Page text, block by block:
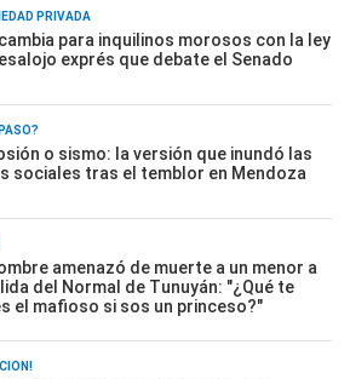
PRIVADA
para inquilinos morosos con la ley
exprés que debate el Senado
o sismo: la versión que inundó las
sociales tras el temblor en Mendoza
amenazó de muerte a un menor a
del Normal de Tunuyán: "¿Qué te
el mafioso si sos un princeso?"